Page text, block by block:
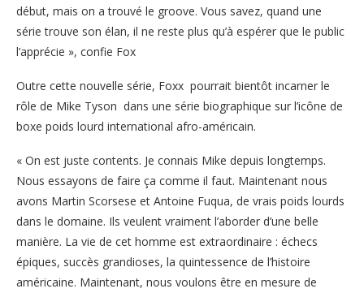
début, mais on a trouvé le groove. Vous savez, quand une
série trouve son élan, il ne reste plus qu’à espérer que le public
l’apprécie », confie Fox
Outre cette nouvelle série, Foxx pourrait bientôt incarner le
rôle de Mike Tyson dans une série biographique sur l’icône de
boxe poids lourd international afro-américain.
« On est juste contents. Je connais Mike depuis longtemps.
Nous essayons de faire ça comme il faut. Maintenant nous
avons Martin Scorsese et Antoine Fuqua, de vrais poids lourds
dans le domaine. Ils veulent vraiment l’aborder d’une belle
manière. La vie de cet homme est extraordinaire : échecs
épiques, succès grandioses, la quintessence de l’histoire
américaine. Maintenant, nous voulons être en mesure de